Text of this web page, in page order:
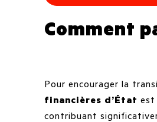
Comment
Pour encourager la
financières d’État est
contribuant